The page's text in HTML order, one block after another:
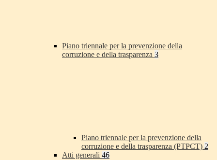
Piano triennale per la prevenzione della
corruzione e della trasparenza 3
Piano triennale per la prevenzione della
corruzione e della trasparenza (PTPCT) 2
Atti generali 46